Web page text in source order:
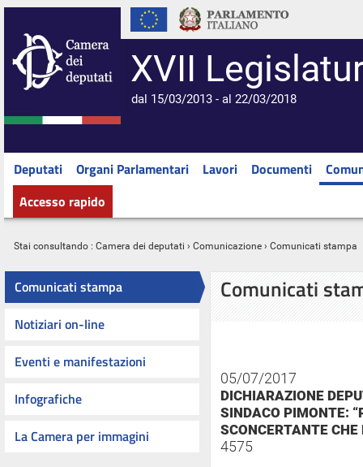
XVII
dal 15/03/2013 - al 22/03/2018
Deputati Organi Parlamentari Lavori Documenti
Accesso rapido
Stai consultando : Camera dei deputati › Comunicazione › Comunicati stampa
Comunicati stampa
Notiziari on-line
Eventi e manifestazioni
Infografiche
La Camera per immagini
Comunicati
05/07/2017
DICHIARAZIONE
SINDACO PIMONTE:
SCONCERTANTE CHE
4575